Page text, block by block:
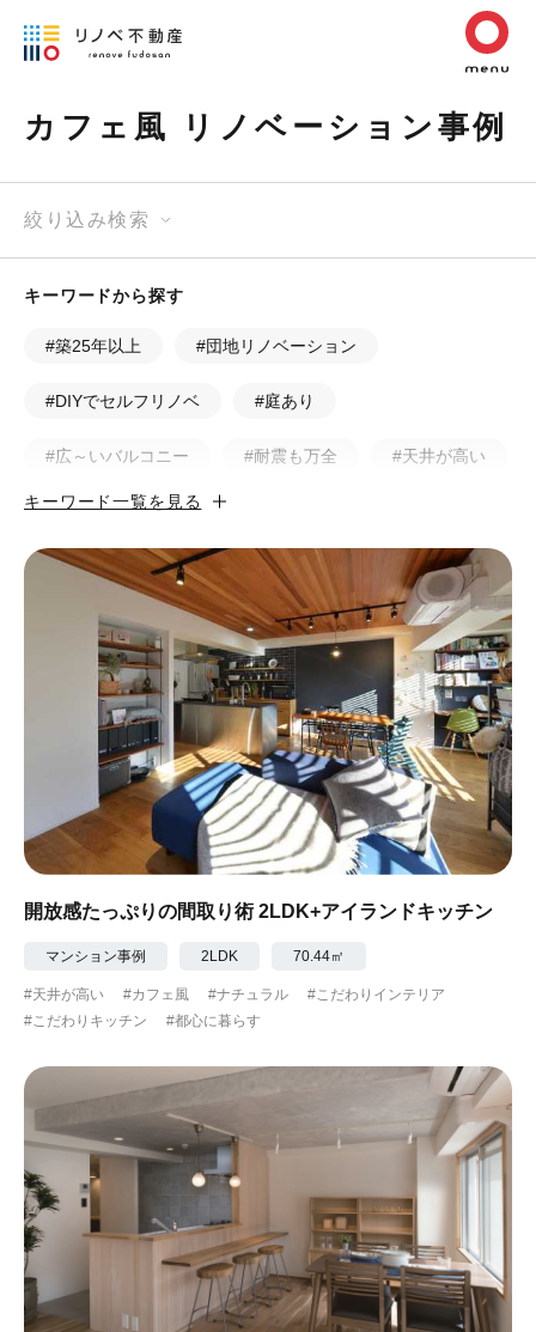
カフェ風 リノベーション事例
絞り込み検索
キーワードから探す
#築25年以上 #団地リノベーション
#DIYでセルフリノベ #庭あり
#広～いバルコニー #耐震も万全 #天井が高い
#カフェ風 #昭和レトロ
#ナチュラル #アジアンテイスト
#アンティーク調 #ハンモック
#コンクリート壁 #ガラスブロック #土間あり
#こだわりインテリア #こだわりキッチン
#自転車収納 #作り付けの家具 #あえて古材
#黒板 #無垢の木 #タイル #壁一面本棚
#ふたり暮らし #子育てに優しい
#スローライフ #自宅で仕事 #ペットと暮らす
#水辺の住まい #緑がいっぱい
#300万円以下
キーワード一覧を見る
開放感たっぷりの間取り術 2LDK+アイランドキッチン
マンション事例 2LDK 70.44㎡
#天井が高い #カフェ風 #ナチュラル
#こだわりインテリア
#こだわりキッチン
#都心に暮らす